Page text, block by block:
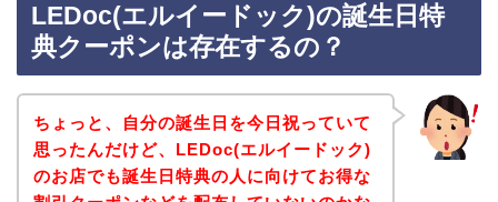
LEDoc(エルイードック)の誕生日特
典クーポンは存在するの？
ちょっと、自分の誕生日を今日祝っていて
思ったんだけど、LEDoc(エルイードック)
のお店でも誕生日特典の人に向けてお得な